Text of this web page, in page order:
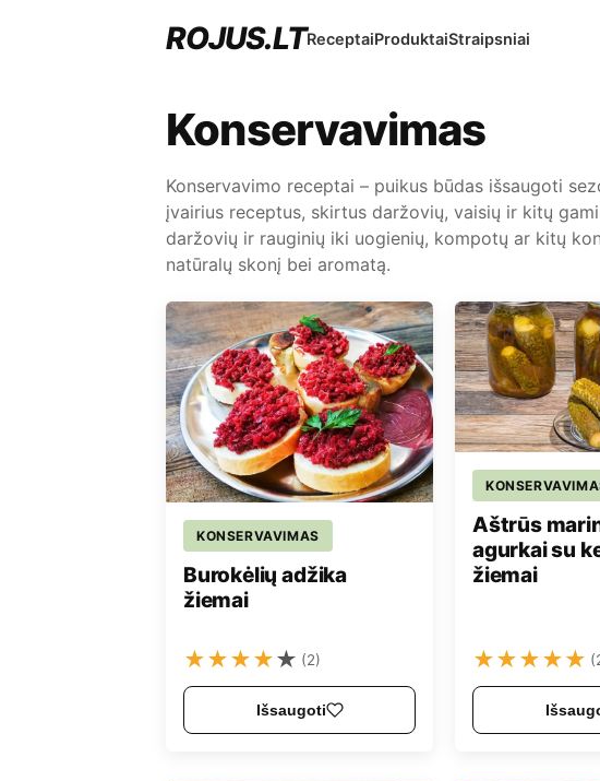
ROJUS.LTReceptaiProduktaiStraipsniai
Konservavimas
Konservavimo receptai – puikus būdas išsaugoti
įvairius receptus, skirtus daržovių, vaisių ir kitų
daržovių ir rauginių iki uogienių, kompotų ar kitų
natūralų skonį bei aromatą.
KONSERVAVIMAS
Burokėlių adžika
žiemai
★★★★★ (2)
Išsaugoti
Aštrūs
agurkai su
žiemai
★★★★★